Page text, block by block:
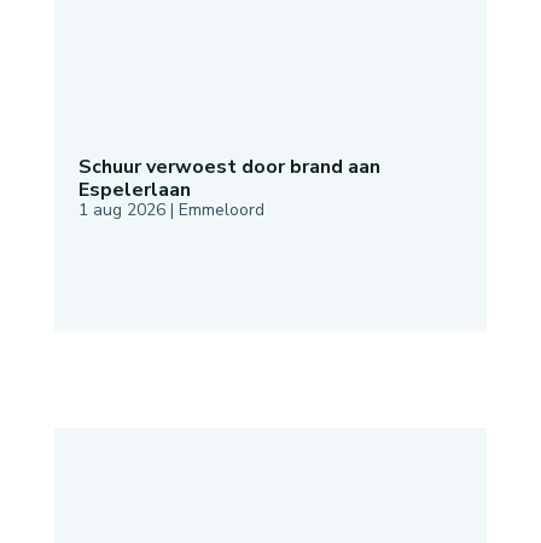
Schuur verwoest door brand aan
Espelerlaan
1 aug 2026| Emmeloord